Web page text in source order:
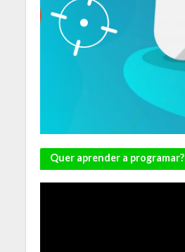
Quer aprender a programar?